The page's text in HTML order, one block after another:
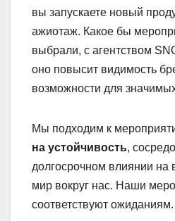
вы запускаете новый
ажиотаж. Какое бы
выбрали, с агентством
оно повысит видимость
возможности для
Мы подходим к
на устойчивость,
долгосрочном влиянии на
мир вокруг нас. Наши
соответствуют ожиданиям.